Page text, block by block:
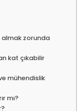
almak zorunda
kat çıkabilir
mühendislik
mı?